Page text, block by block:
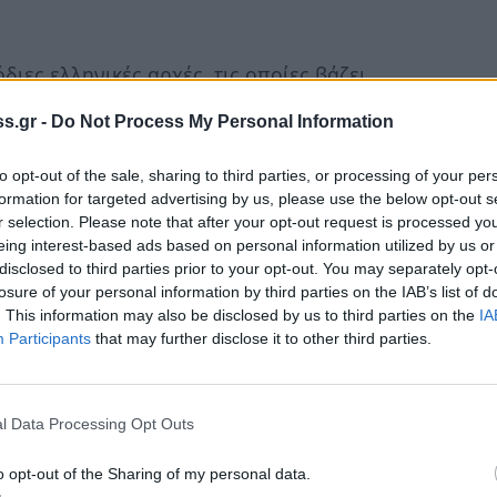
- Do Not Process My Personal Information
opt-out of the sale, sharing to third parties, or processing of your
for targeted advertising by us, please use the below opt-out
selection. Please note that after your opt-out request is processed
interest-based ads based on personal information utilized by us
to third parties prior to your opt-out. You may separately
of your personal information by third parties on the IAB’s list of
This information may also be disclosed by us to third parties on the
Participants that may further disclose it to other third parties.
Data Processing Opt Outs
opt-out of the Sharing of my personal data.
ελληνικές αρχές, τις οποίες βάζει
πώς αξιοποιούνται ευρωπαϊκά κονδύλια
εξοπλισμού ανακύκλωσης, επανέρχεται
ανακύκλωσης».
Δημοσίων Επενδύσεων και ΕΣΠΑ,Δ.
της Κομισιόν για θέματα
De Michelisαφήνει υπόνοιες για
διαγωνισμούς για την
ανακύκλωσης.
από την Κομισιόν προς την ελληνική
των ευρωπαϊκών οργάνων για τον
αποδεικνύει ότι οι μέχρι
πείσει.